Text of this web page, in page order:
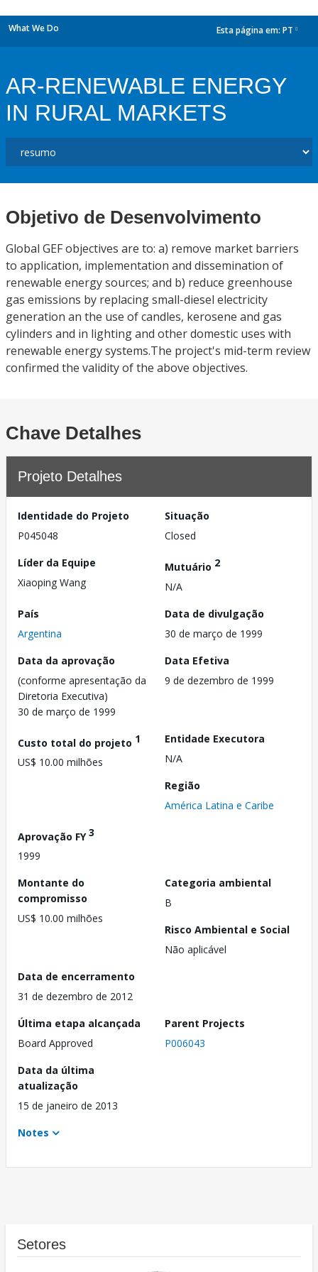
What We Do Esta página em: PT
AR-RENEWABLE ENERGY
IN RURAL MARKETS
Objetivo de Desenvolvimento
Global GEF objectives are to: a) remove market barriers
to application, implementation and dissemination of
renewable energy sources; and b) reduce greenhouse
gas emissions by replacing small-diesel electricity
generation an the use of candles, kerosene and gas
cylinders and in lighting and other domestic uses with
renewable energy systems.The project's mid-term review
confirmed the validity of the above objectives.
Chave Detalhes
Projeto Detalhes
Identidade do Projeto
P045048
Situação
Closed
Líder da Equipe
Xiaoping Wang
Mutuário 2
N/A
País
Argentina
Data de divulgação
30 de março de 1999
Data da aprovação
(conforme apresentação da
Diretoria Executiva)
30 de março de 1999
Data Efetiva
9 de dezembro de 1999
Custo total do projeto 1
US$ 10.00 milhões
Entidade Executora
N/A
Região
América Latina e Caribe
Aprovação FY3
1999
Montante do
compromisso
US$ 10.00 milhões
Categoria ambiental
B
Risco Ambiental e Social
Não aplicável
Data de encerramento
31 de dezembro de 2012
Última etapa alcançada
Board Approved
Parent Projects
P006043
Data da última
atualização
15 de janeiro de 2013
Notes
Setores